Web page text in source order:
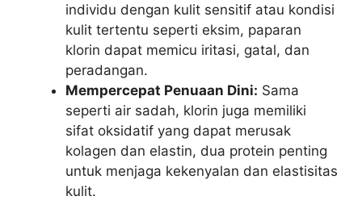
individu dengan kulit sensitif atau kondisi
kulit tertentu seperti eksim, paparan
klorin dapat memicu iritasi, gatal, dan
peradangan.
Mempercepat Penuaan Dini: Sama
seperti air sadah, klorin juga memiliki
sifat oksidatif yang dapat merusak
kolagen dan elastin, dua protein penting
untuk menjaga kekenyalan dan elastisitas
kulit.